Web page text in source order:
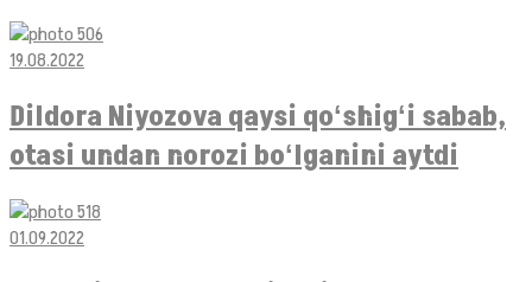
19.08.2022
Dildora Niyozova qaysi qoʻshigʻi sabab,
otasi undan norozi boʻlganini aytdi
01.09.2022